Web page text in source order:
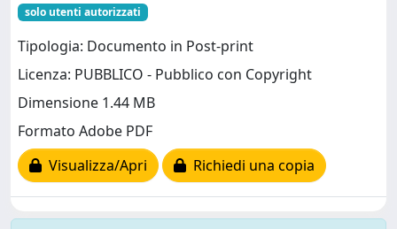
solo utenti autorizzati
Tipologia: Documento in Post-print
Licenza: PUBBLICO - Pubblico con Copyright
Dimensione 1.44 MB
Formato Adobe PDF
Visualizza/Apri
Richiedi una copia